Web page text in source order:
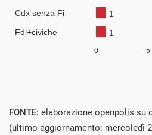
FONTE: elaborazione openpolis su
(ultimo aggiornamento: mercoledì